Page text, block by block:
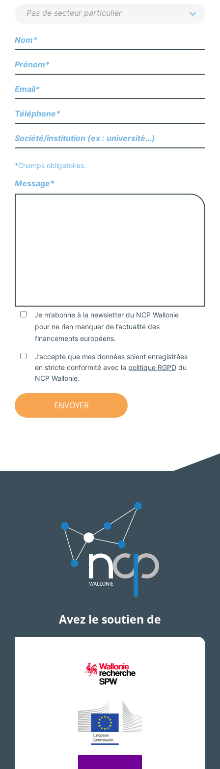
*Champs obligatoires.
Message*
Je m’abonne à la newsletter du NCP Wallonie
pour ne rien manquer de l’actualité des
financements européens.
J’accepte que mes données soient enregistrées
en stricte conformité avec la politique RGPD du
NCP Wallonie.
Avez le soutien de